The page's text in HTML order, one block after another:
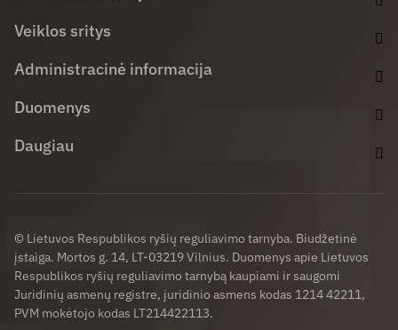
Veiklos sritys
Administracinė informacija
Duomenys
Daugiau
© Lietuvos Respublikos ryšių reguliavimo tarnyba. Biudžetinė
įstaiga. Mortos g. 14, LT-03219 Vilnius. Duomenys apie Lietuvos
Respublikos ryšių reguliavimo tarnybą kaupiami ir saugomi
Juridinių asmenų registre, juridinio asmens kodas 1214 42211,
PVM mokėtojo kodas LT214422113.